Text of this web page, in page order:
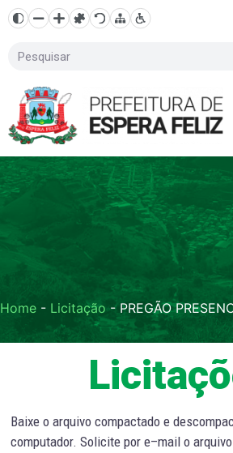
Home - Licitação-PREGÃO
Baixe o arquivo compactado e
computador. Solicite por e–mail o